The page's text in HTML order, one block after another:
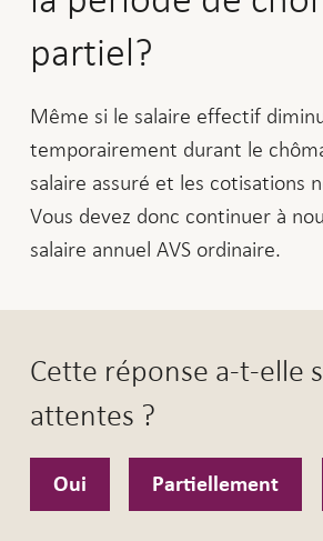
partiel?
Même si le salaire effectif
temporairement durant le
salaire assuré et les cotisations
Vous devez donc continuer à
salaire annuel AVS ordinaire.
Cette réponse a-t-elle
attentes ?
Oui Partiellement